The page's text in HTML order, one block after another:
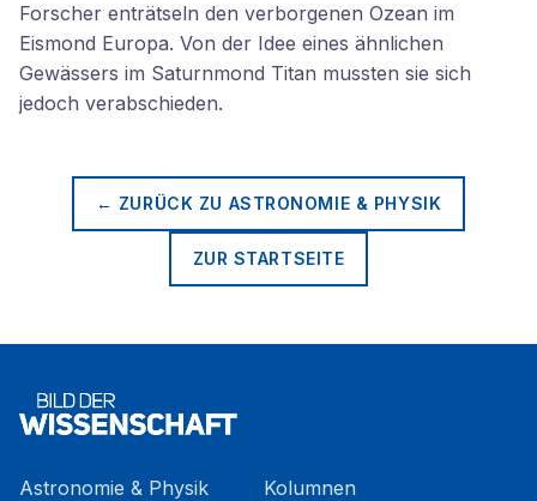
Forscher enträtseln den verborgenen Ozean im
Eismond Europa. Von der Idee eines ähnlichen
Gewässers im Saturnmond Titan mussten sie sich
jedoch verabschieden.
← ZURÜCK ZU ASTRONOMIE & PHYSIK
ZUR STARTSEITE
Astronomie & Physik
Kolumnen